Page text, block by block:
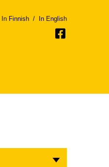
In Finnish / In English